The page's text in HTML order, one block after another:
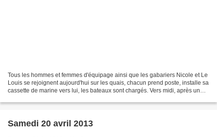
Tous les hommes et femmes d'équipage ainsi que les gabariers Nicole et Le
Louis se rejoignent aujourd'hui sur les quais, chacun prend poste, installe sa
cassette de marine vers lui, les bateaux sont chargés. Vers midi, après un
Samedi 20 avril 2013